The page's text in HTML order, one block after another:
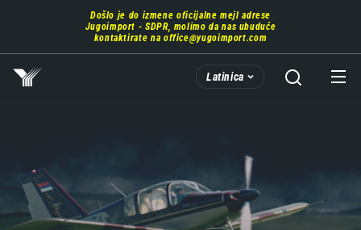
glavni
deo
sadržaja
Došlo je do izmene oficijalne mejl adrese
Jugoimport - SDPR, molimo da nas ubuduće
kontaktirate na office@yugoimport.com
Latinica